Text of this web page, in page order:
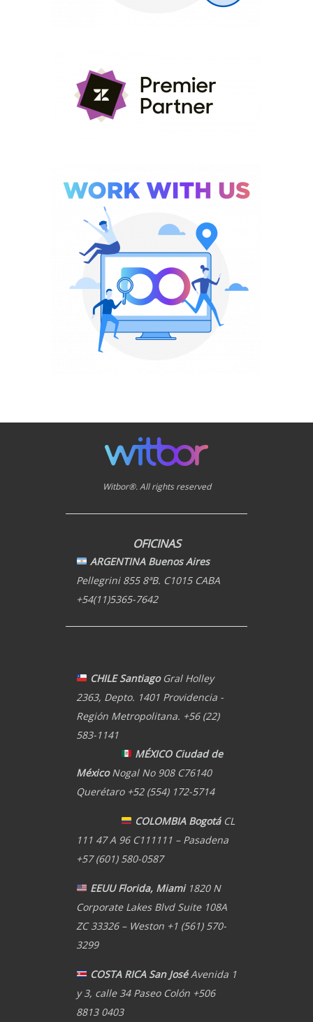
Witbor®. All rights reserved
OFICINAS
ARGENTINA Buenos Aires
Pellegrini 855 8ªB. C1015 CABA
+54(11)5365-7642
CHILE Santiago Gral Holley
2363, Depto. 1401 Providencia -
Región Metropolitana. +56 (22)
583-1141
MÉXICO Ciudad de
MéxicoNogal No 908 C76140
Querétaro +52 (554) 172-5714
COLOMBIA BogotáCL
111 47 A 96 C111111 – Pasadena
+57 (601) 580-0587
EEUU Florida, Miami1820 N
Corporate Lakes Blvd Suite 108A
ZC 33326 – Weston +1 (561) 570-
3299
COSTA RICA San JoséAvenida 1
y 3, calle 34 Paseo Colón +506
8813 0403